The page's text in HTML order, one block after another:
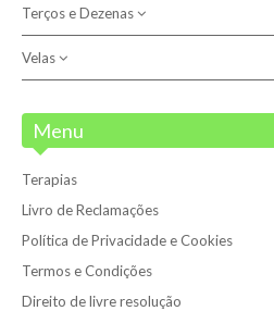
Pedras
Pulseiras
Terços e Dezenas
Dezenas
Velas
Velas 7 Dias
Velões
Menu
Terapias
Livro de Reclamações
Política de Privacidade e Cookies
Termos e Condições
Direito de livre resolução